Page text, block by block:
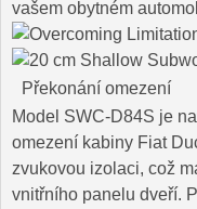
vašem obytném
Překonání omezení
Model SWC-D84S je
omezení kabiny Fiat
zvukovou izolaci, což
vnitřního panelu dveří.